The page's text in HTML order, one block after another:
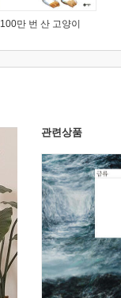
100만 번 산 고양이
관련상품